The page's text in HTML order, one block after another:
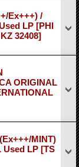
Ex+++) /
LP [PHI
32408]
ORIGINAL
MINT)
Used LP [TS